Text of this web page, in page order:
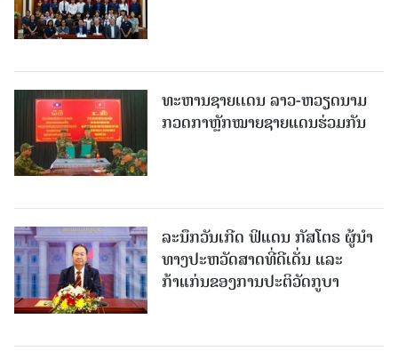
ທະຫານຊາຍເເດນ ລາວ-ຫວຽດນາມ
ກວດກາຫຼັກໝາຍຊາຍແດນຮ່ວມກັນ
ລະນຶກວັນເກີດ ຟິແດນ ກັສໂຕຣ ຜູ້ນຳ
ທາງປະຫວັດສາດທີ່ດີເດັ່ນ ແລະ
ກ້າແກ່ນຂອງການປະຕິວັດກູບາ